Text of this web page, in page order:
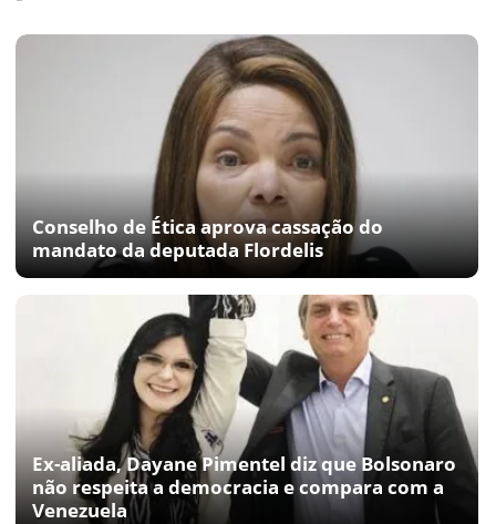
Conselho de Ética aprova cassação do
mandato da deputada Flordelis
Ex-aliada, Dayane Pimentel diz que Bolsonaro
não respeita a democracia e compara com a
Venezuela